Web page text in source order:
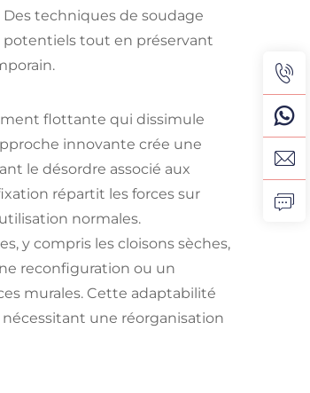
techniques de soudage
potentiels tout en préservant
flottante qui dissimule
innovante crée une
le désordre associé aux
répartit les forces sur
normales.
y compris les cloisons sèches,
reconfiguration ou un
murales. Cette adaptabilité
une réorganisation